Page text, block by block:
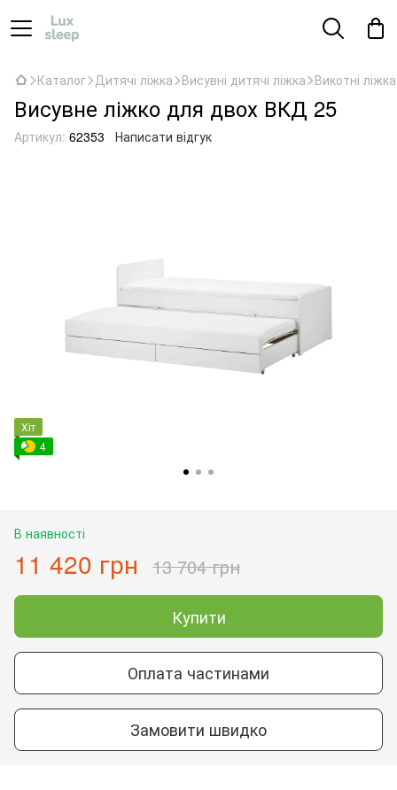
Каталог Дитячі ліжка Висувні дитячі ліжка Викотні
Висувне ліжко для двох ВКД 25
Артикул: 62353 Написати відгук
Хіт
4
В наявності
11 420 грн 13 704 грн
Купити
Оплата частинами
Замовити швидко